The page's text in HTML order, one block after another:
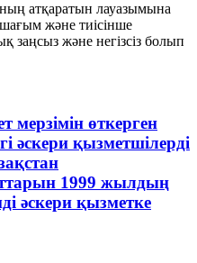
атқаратын лауазымына
шағым және тиісінше
және негізсіз болып
мерзімін өткерген
әскери қызметшілерді
1999 жылдың
әскери қызметке